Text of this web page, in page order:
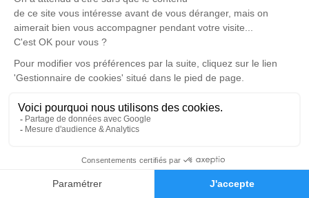
Faire-part Hommages
ont la tristesse de vous faire part du décès de
Monsieur Claude FERRER
Les obsèques civiles auront lieu le Vendredi 25 Octobre
en la Salle des Hommages de la Chambre Funéraire
l'Oppidum de Bessan,
suivies de l'inhumation au cimetière de Marseillan.
Cet avis tient lieu de faire-part et de remerciements.